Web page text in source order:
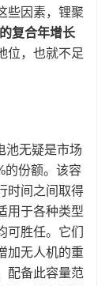
些因素，锂聚
复合年增长
位，也就不足
池无疑是市场
的份额。该容
时间之间取得
用于各种类型
可胜任。它们
加无人机的重
配备此容量范